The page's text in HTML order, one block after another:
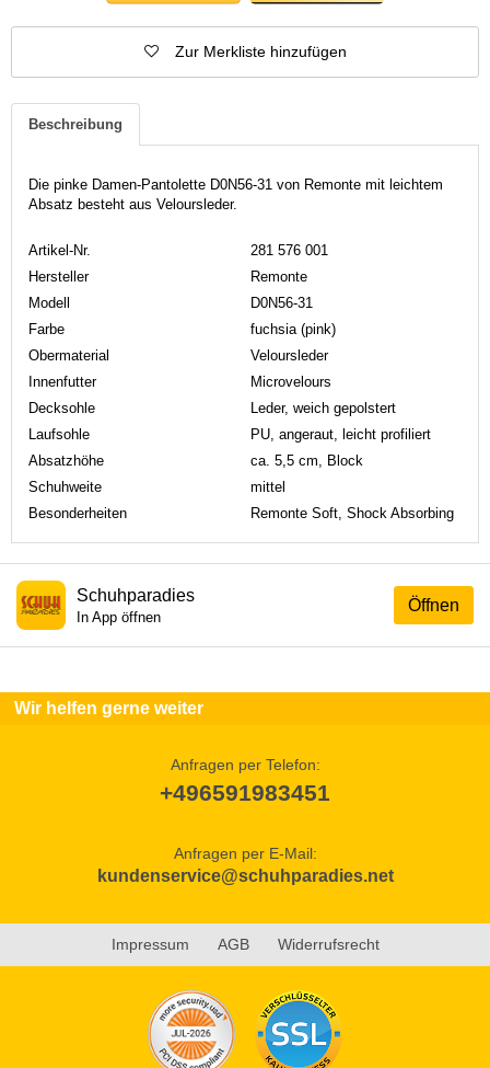
Zur Merkliste hinzufügen
Beschreibung
Die pinke Damen-Pantolette D0N56-31 von Remonte mit leichtem
Absatz besteht aus Veloursleder.
Artikel-Nr.
281 576 001
Hersteller
Remonte
Modell
D0N56-31
Farbe
fuchsia (pink)
Obermaterial
Veloursleder
Innenfutter
Microvelours
Decksohle
Leder, weich gepolstert
Laufsohle
PU, angeraut, leicht profiliert
Absatzhöhe
ca. 5,5 cm, Block
Schuhweite
mittel
Besonderheiten
Remonte Soft, Shock Absorbing
Öffnen
Schuhparadies
In App öffnen
Wir helfen gerne weiter
Anfragen per Telefon:
+496591983451
Anfragen per E-Mail:
kundenservice@schuhparadies.net
Impressum AGB Widerrufsrecht